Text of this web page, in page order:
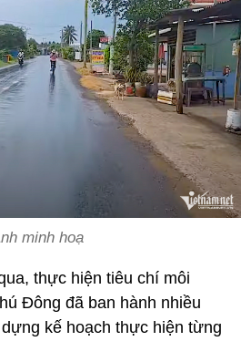
minh hoạ
thực hiện tiêu chí môi
Đông đã ban hành nhiều
kế hoạch thực hiện từng